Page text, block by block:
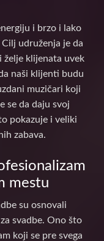
i brzo i lako
udruženja je da
želje klijenata uvek
naši klijenti budu
muzičari koji
se da daju svoj
pokazuje i veliki
zabava.
mestu
su osnovali
svadbe. Ono što
koji se pre svega